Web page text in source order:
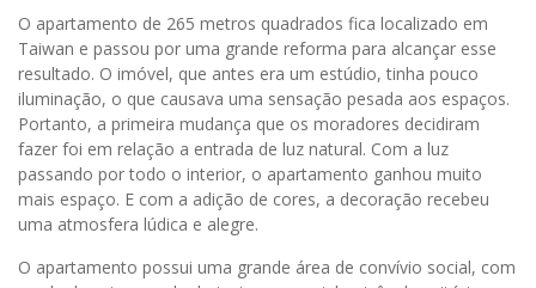
O apartamento de 265 metros quadrados fica localizado em
Taiwan e passou por uma grande reforma para alcançar esse
resultado. O imóvel, que antes era um estúdio, tinha pouco
iluminação, o que causava uma sensação pesada aos espaços.
Portanto, a primeira mudança que os moradores decidiram
fazer foi em relação a entrada de luz natural. Com a luz
passando por todo o interior, o apartamento ganhou muito
mais espaço. E com a adição de cores, a decoração recebeu
uma atmosfera lúdica e alegre.
O apartamento possui uma grande área de convívio social, com